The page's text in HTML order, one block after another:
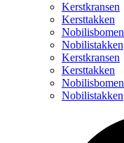
Kerstkransen
Kersttakken
Nobilisbomen
Nobilistakken
Kerstkransen
Kersttakken
Nobilisbomen
Nobilistakken